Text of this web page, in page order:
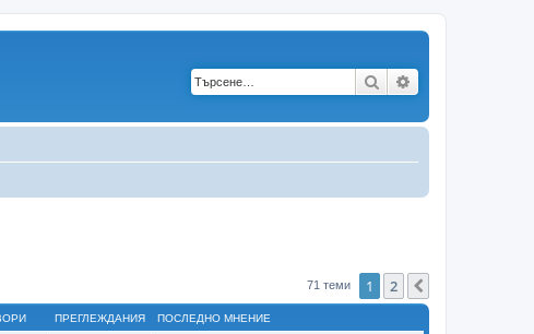
Търсене
71 теми 1 2
ПРЕГЛЕЖДАНИЯ ПОСЛЕДНО МНЕНИЕ